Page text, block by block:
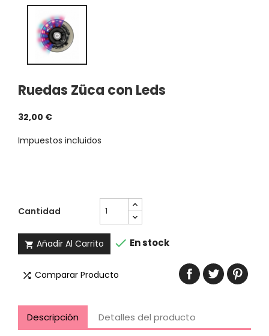
Ruedas Züca con Leds
32,00 €
Impuestos incluidos
Cantidad
 Añadir Al Carrito  En stock
 Comparar Producto
Descripción Detalles del producto